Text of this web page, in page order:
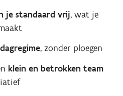
je standaard vrij, wat je
, zonder ploegen
klein en betrokken team